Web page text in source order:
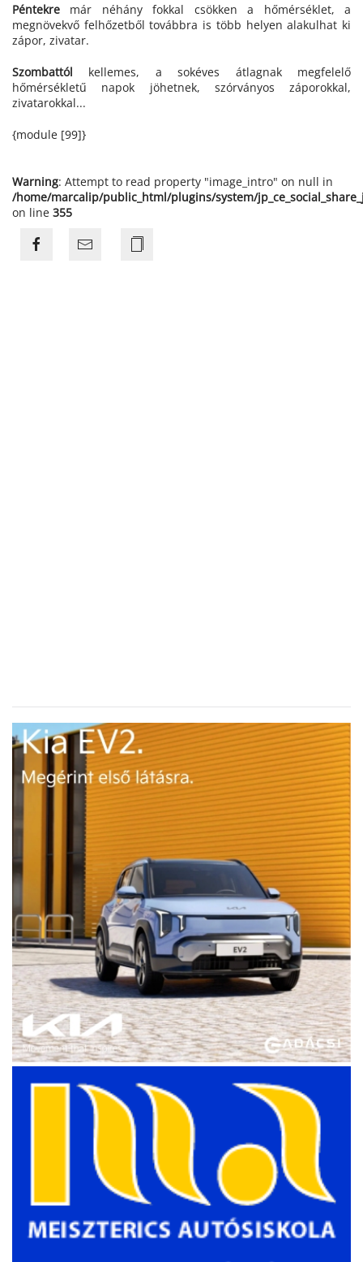
Péntekre már néhány fokkal csökken a hőmérséklet, a
megnövekvő felhőzetből továbbra is több helyen alakulhat ki
zápor, zivatar.
Szombattól kellemes, a sokéves átlagnak megfelelő
hőmérsékletű napok jöhetnek, szórványos záporokkal,
zivatarokkal...
{module [99]}
Warning: Attempt to read property "image_intro" on null in
/home/marcalip/public_html/plugins/system/
on line 355